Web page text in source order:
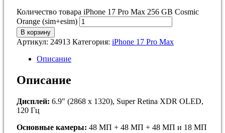
Количество товара iPhone 17 Pro Max 256 GB Cosmic
Orange (sim+esim)
В корзину
Артикул: 24913 Категория: iPhone 17 Pro Max
Описание
Описание
Дисплей: 6.9″ (2868 x 1320), Super Retina XDR OLED,
120 Гц
Основные камеры: 48 МП + 48 МП + 48 МП и 18 МП